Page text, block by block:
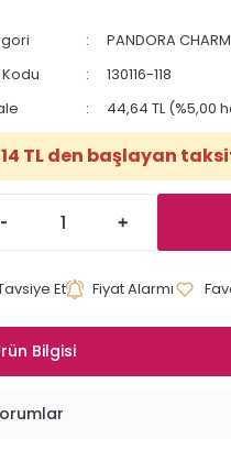
PANDORA CHARM
130116-118
44,64 TL (%5,00
TL den başlayan
Et Fiyat Alarmı
Bilgisi